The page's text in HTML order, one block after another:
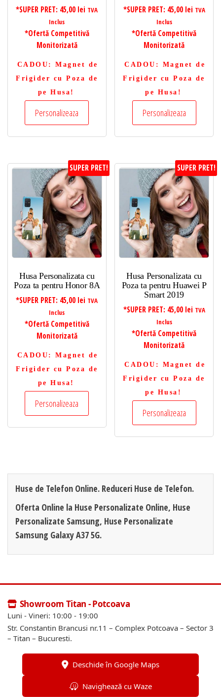
*SUPER PRET: 45,00 lei TVA
Inclus
*Ofertă Competitivă
Monitorizată
CADOU : Magnet de
Frigider cu Poza de
pe Husa!
Personalizeaza
*SUPER PRET: 45,00 lei TVA
Inclus
*Ofertă Competitivă
Monitorizată
CADOU : Magnet de
Frigider cu Poza de
pe Husa!
Personalizeaza
SUPER PRET!
Husa Personalizata cu
Poza ta pentru Honor 8A
*SUPER PRET: 45,00 lei TVA
Inclus
*Ofertă Competitivă
Monitorizată
CADOU : Magnet de
Frigider cu Poza de
pe Husa!
Personalizeaza
SUPER PRET!
Husa Personalizata cu
Poza ta pentru Huawei P
Smart 2019
*SUPER PRET: 45,00 lei TVA
Inclus
*Ofertă Competitivă
Monitorizată
CADOU : Magnet de
Frigider cu Poza de
pe Husa!
Personalizeaza
Huse de Telefon Online. Reduceri Huse de Telefon.
Oferta Online la Huse Personalizate Online, Huse
Personalizate Samsung, Huse Personalizate
Samsung Galaxy A37 5G.
Showroom Titan - Potcoava
Luni - Vineri: 10:00 - 19:00
Str. Constantin Brancusi nr.11 – Complex Potcoava – Sector 3
– Titan – Bucuresti.
Deschide în Google Maps
Navighează cu Waze